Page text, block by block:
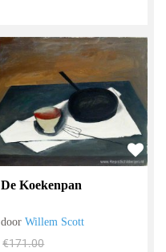
De Koekenpan
doorWillem Scott
€171.00